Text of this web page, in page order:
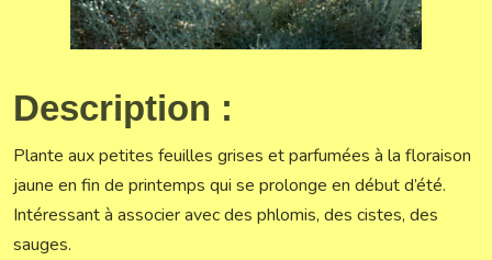
Description :
Plante aux petites feuilles grises et parfumées à la floraison
jaune en fin de printemps qui se prolonge en début d’été.
Intéressant à associer avec des phlomis, des cistes, des
sauges.